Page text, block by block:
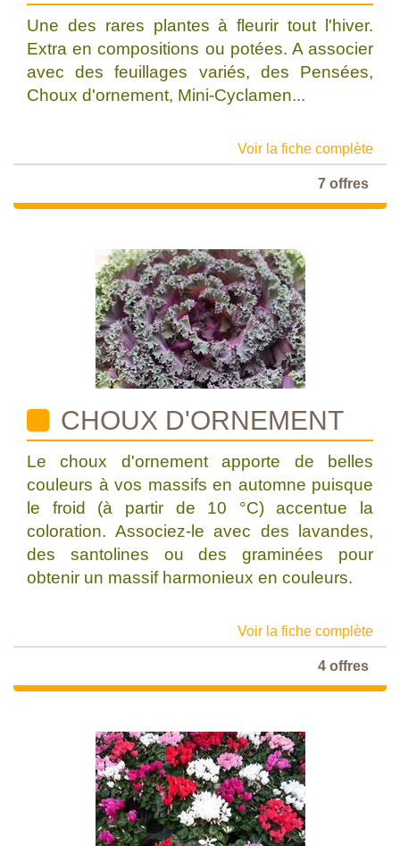
Une des rares plantes à fleurir tout l'hiver.
Extra en compositions ou potées. A associer
avec des feuillages variés, des Pensées,
Choux d'ornement, Mini-Cyclamen...
Voir la fiche complète
7 offres
CHOUX D'ORNEMENT
Le choux d'ornement apporte de belles
couleurs à vos massifs en automne puisque
le froid (à partir de 10 °C) accentue la
coloration. Associez-le avec des lavandes,
des santolines ou des graminées pour
obtenir un massif harmonieux en couleurs.
Voir la fiche complète
4 offres